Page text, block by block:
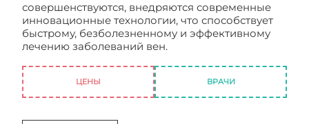
совершенствуются, внедряются современные
инновационные технологии, что способствует
быстрому, безболезненному и эффективному
лечению заболеваний вен.
ЦЕНЫ ВРАЧИ